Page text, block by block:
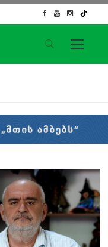
ქსელები